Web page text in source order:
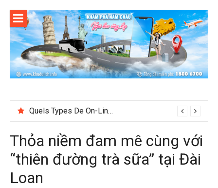
content
Test
Thỏa niềm đam mê cùng với
“thiên đường trà sữa” tại Đài
Loan